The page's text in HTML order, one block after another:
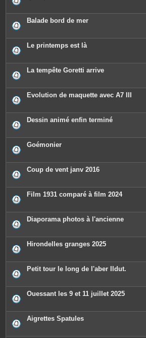
Balade bord de mer
Le printemps est là
La tempête Goretti arrive
Evolution de maquette avec A7 III
Dessin animé enfin terminé
Goémonier
Coup de vent janv 2016
Film 1931 comparé à film 2024
Diaporama photos à l'ancienne
Hirondelles granges 2025
Petit tour le long de l'aber Ildut.
Ouessant les 9 et 11 juillet 2025
Aigrettes Spatules